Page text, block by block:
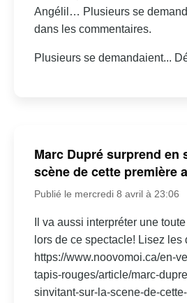
Angélil… Plusieurs se
dans les commentaires.
Plusieurs se demandaient...
Marc Dupré surprend en
scène de cette première
Publié le mercredi 8 avril à 23:06
Il va aussi interpréter une
lors de ce spectacle! Lisez les
https://www.noovomoi.ca/en-
tapis-rouges/article/marc-
sinvitant-sur-la-scene-de-